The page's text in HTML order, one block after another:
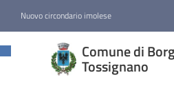
Nuovo circondario imolese
Comune di
Tossignano
Comune di
Borgo